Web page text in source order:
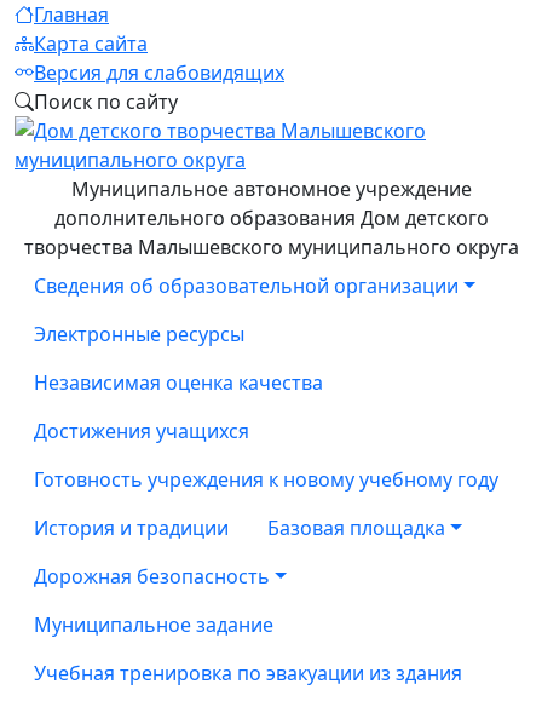
Главная
Карта сайта
Версия для слабовидящих
Поиск по сайту
Муниципальное автономное учреждение
дополнительного образования Дом детского
творчества Малышевского муниципального округа
Сведения об образовательной организации
Электронные ресурсы
Независимая оценка качества
Достижения учащихся
Готовность учреждения к новому учебному году
История и традиции
Базовая площадка
Дорожная безопасность
Муниципальное задание
Учебная тренировка по эвакуации из здания